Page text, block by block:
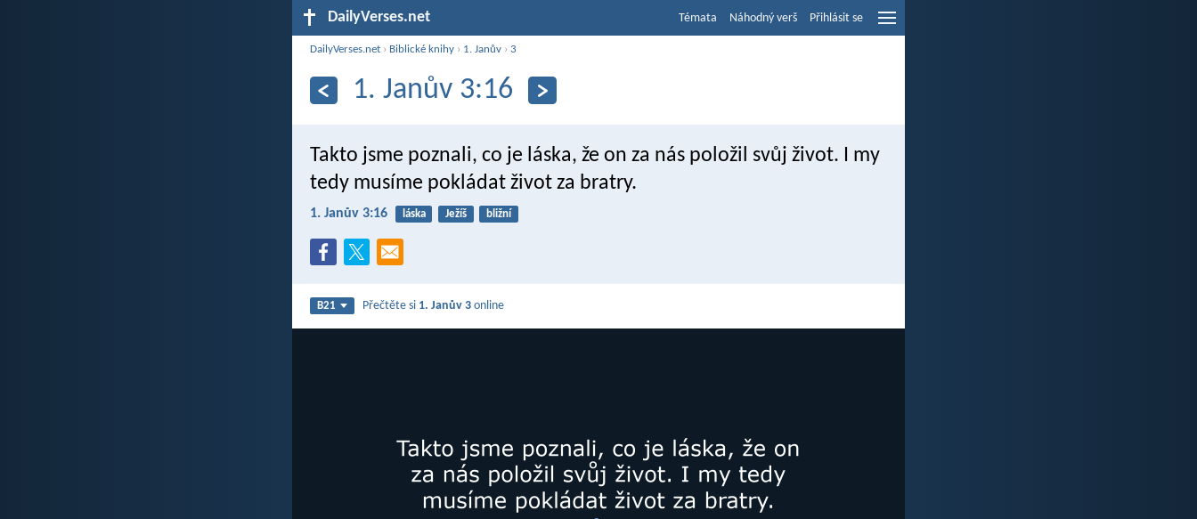
DailyVerses.net Témata Náhodný verš Přihlásit se
DailyVerses.net › Biblické knihy › 1. Janův ›3
1. Janův 3:16
Takto jsme poznali, co je láska, že on za nás položil svůj život. I my
tedy musíme pokládat život za bratry.
1. Janův 3:16 láska Ježíš bližní
B21 Přečtěte si 1. Janův 3 online